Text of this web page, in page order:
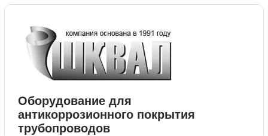
Оборудование для
антикоррозионного покрытия
трубопроводов